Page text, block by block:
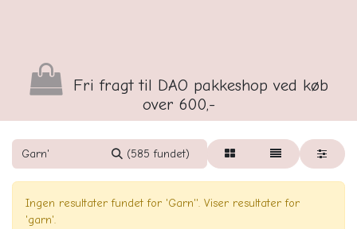
Fri fragt til DAO pakkeshop ved køb
over 600,-
(585 fundet)
Ingen resultater fundet for 'Garn''. Viser resultater for
'garn'.